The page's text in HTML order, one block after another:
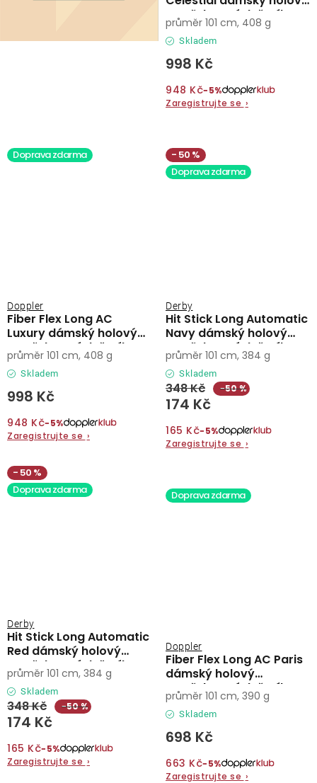
vystřelovací deštník
Skladem
998 Kč
948 Kč−5%
Zaregistrujte se ›
průměr 101 cm, 408 g
Doprava zdarma
Fiber Flex Long AC
Luxury dámský holový
vystřelovací deštník
Doppler
Skladem
998 Kč
948 Kč−5%
Zaregistrujte se ›
průměr 101 cm, 408 g
50 %
Doprava zdarma
Hit Stick Long Automatic
Navy dámský holový
vystřelovací deštník
Derby
Skladem
174 Kč
348 Kč −50 %
165 Kč−5%
Zaregistrujte se ›
průměr 101 cm, 384 g
50 %
Doprava zdarma
Hit Stick Long Automatic
Red dámský holový
vystřelovací deštník
Derby
Skladem
174 Kč
348 Kč −50 %
165 Kč−5%
Zaregistrujte se ›
průměr 101 cm, 384 g
Doprava zdarma
Fiber Flex Long AC Paris
dámský holový
vystřelovací deštník
Doppler
Skladem
698 Kč
663 Kč−5%
Zaregistrujte se ›
průměr 101 cm, 390 g